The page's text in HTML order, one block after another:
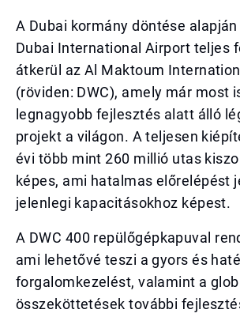
A Dubai kormány döntése
Dubai International Airport teljes
átkerül az Al Maktoum
(röviden: DWC), amely már most
legnagyobb fejlesztés alatt álló
projekt a világon. A teljesen
évi több mint 260 millió utas
képes, ami hatalmas előrelépést
jelenlegi kapacitásokhoz képest.
A DWC 400 repülőgépkapuval
ami lehetővé teszi a gyors és
forgalomkezelést, valamint a
összeköttetések további